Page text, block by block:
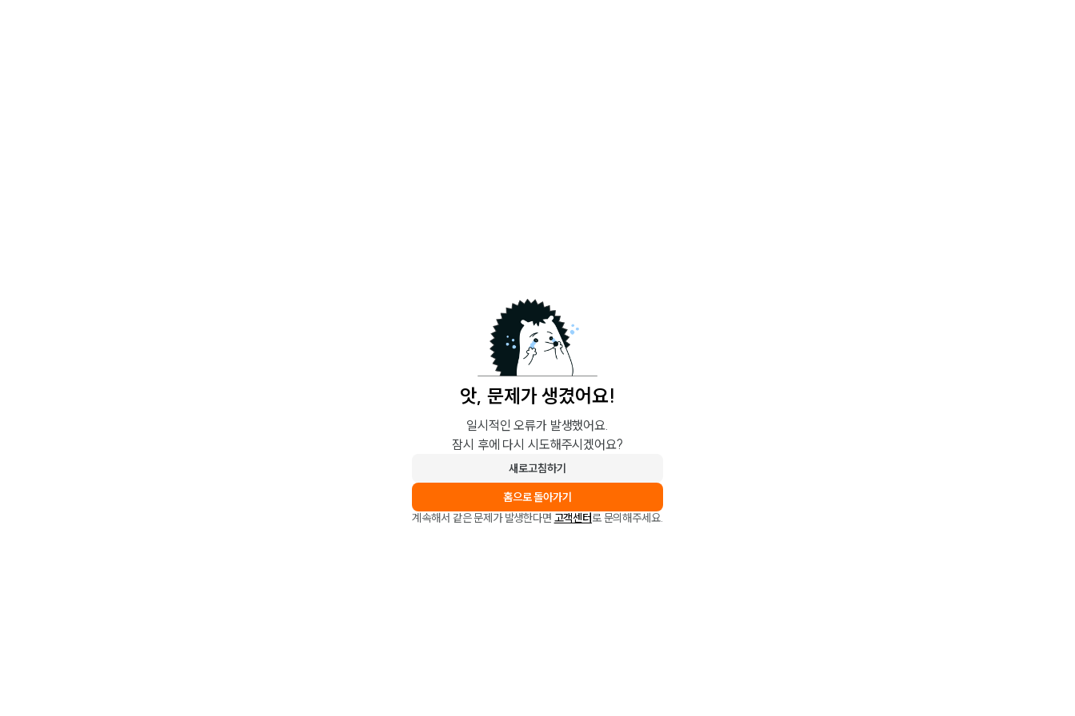
앗, 문제가 생겼어요!
일시적인 오류가 발생했어요.
잠시 후에 다시 시도해주시겠어요?
새로고침하기
홈으로 돌아가기
계속해서 같은 문제가 발생한다면 고객센터로 문의해주세요.